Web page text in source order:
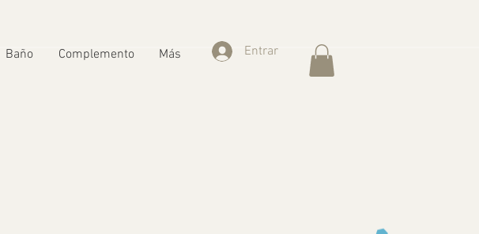
Baño Complemento Más Entrar